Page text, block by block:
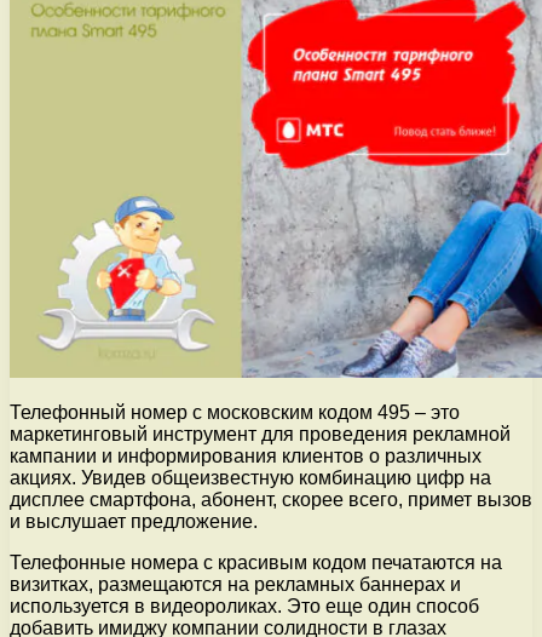
Телефонный номер с московским кодом 495 – это
маркетинговый инструмент для проведения рекламной
кампании и информирования клиентов о различных
акциях. Увидев общеизвестную комбинацию цифр на
дисплее смартфона, абонент, скорее всего, примет вызов
и выслушает предложение.
Телефонные номера с красивым кодом печатаются на
визитках, размещаются на рекламных баннерах и
используется в видеороликах. Это еще один способ
добавить имиджу компании солидности в глазах